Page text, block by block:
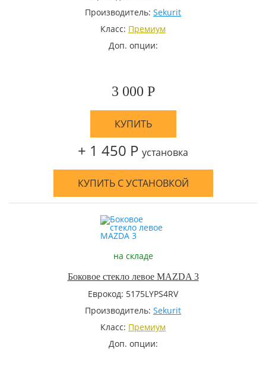
Производитель: Sekurit
Класс: Премиум
Доп. опции:
3 000 Р
КУПИТЬ
+ 1 450 Р установка
КУПИТЬ С УСТАНОВКОЙ
на складе
Боковое стекло левое MAZDA 3
Еврокод: 5175LYPS4RV
Производитель: Sekurit
Класс: Премиум
Доп. опции: